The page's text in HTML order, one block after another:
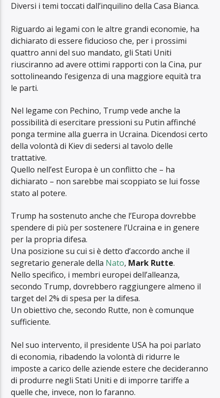
Diversi i temi toccati dall’inquilino della Casa Bianca.
Riguardo ai legami con le altre grandi economie, ha
dichiarato di essere fiducioso che, per i prossimi
quattro anni del suo mandato, gli Stati Uniti
riusciranno ad avere ottimi rapporti con la Cina, pur
sottolineando l’esigenza di una maggiore equità tra
le parti.
Nel legame con Pechino, Trump vede anche la
possibilità di esercitare pressioni su Putin affinché
ponga termine alla guerra in Ucraina. Dicendosi certo
della volontà di Kiev di sedersi al tavolo delle
trattative.
Quello nell’est Europa è un conflitto che – ha
dichiarato – non sarebbe mai scoppiato se lui fosse
stato al potere.
Trump ha sostenuto anche che l’Europa dovrebbe
spendere di più per sostenere l’Ucraina e in genere
per la propria difesa.
Una posizione su cui si è detto d’accordo anche il
segretario generale della Nato, Mark Rutte.
Nello specifico, i membri europei dell’alleanza,
secondo Trump, dovrebbero raggiungere almeno il
target del 2% di spesa per la difesa.
Un obiettivo che, secondo Rutte, non è comunque
sufficiente.
Nel suo intervento, il presidente USA ha poi parlato
di economia, ribadendo la volontà di ridurre le
imposte a carico delle aziende estere che decideranno
di produrre negli Stati Uniti e di imporre tariffe a
quelle che, invece, non lo faranno.